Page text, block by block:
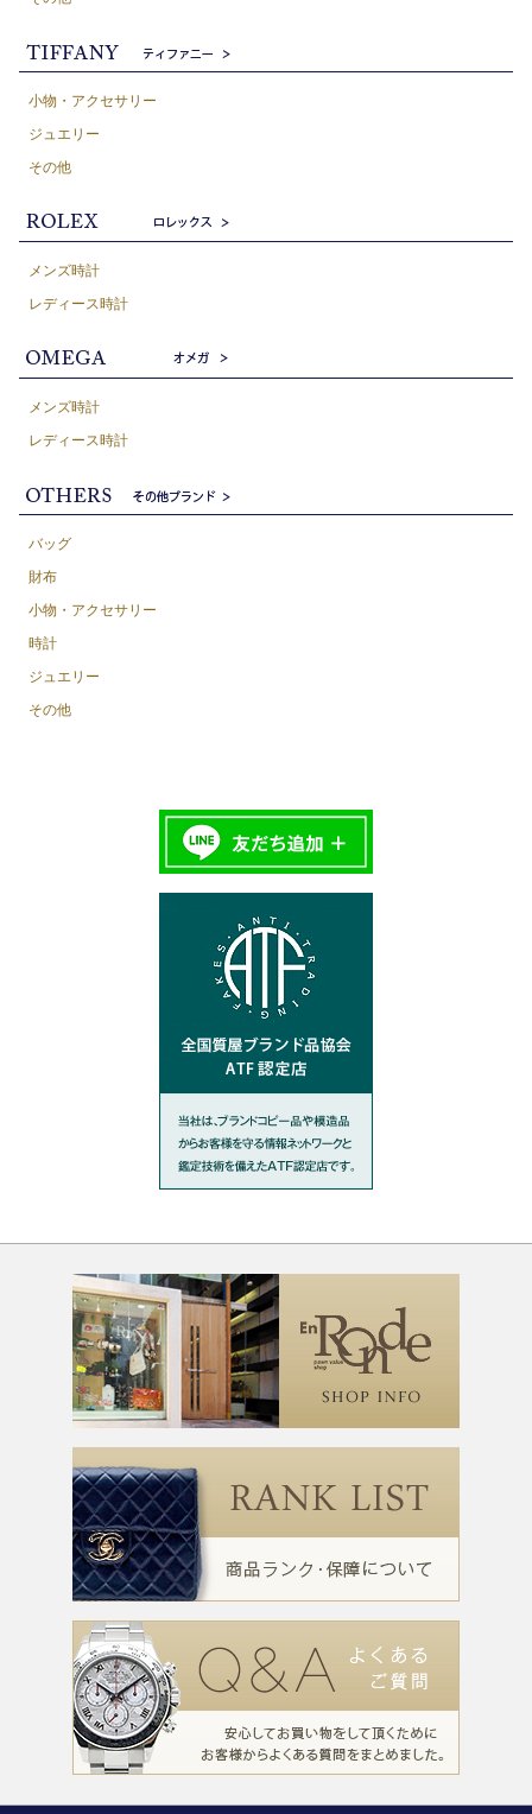
小物・アクセサリー
ジュエリー
その他
メンズ時計
レディース時計
メンズ時計
レディース時計
バッグ
財布
小物・アクセサリー
時計
ジュエリー
その他